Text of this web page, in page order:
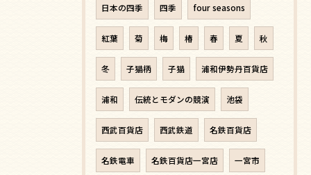
日本の四季 四季 four seasons
紅葉 菊 梅 椿 春 夏 秋
冬 子猫柄 子猫 浦和伊勢丹百貨店
浦和 伝統とモダンの競演 池袋
西武百貨店 西武鉄道 名鉄百貨店
名鉄電車 名鉄百貨店一宮店 一宮市